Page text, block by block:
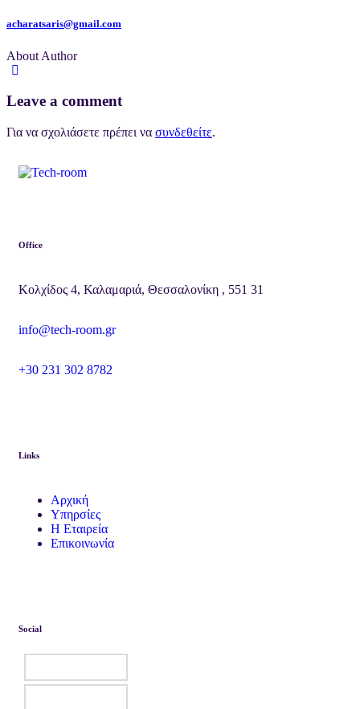
acharatsaris@gmail.com
About Author
Leave a comment
Για να σχολιάσετε πρέπει να συνδεθείτε.
Office
Κολχίδος 4, Καλαμαριά, Θεσσαλονίκη , 551 31
info@tech-room.gr
+30 231 302 8782
Links
Αρχική
Υπηρσίες
Η Εταιρεία
Επικοινωνία
Social